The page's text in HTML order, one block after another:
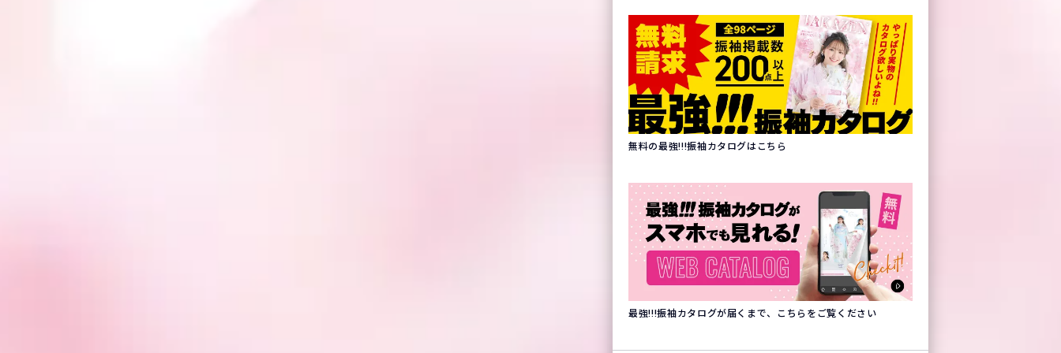
無料の最強!!!振袖カタログはこちら
最強!!!振袖カタログが届くまで、こちらをご覧ください